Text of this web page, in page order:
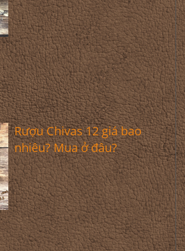
Rượu Chivas 12 giá bao
nhiêu? Mua ở đâu?